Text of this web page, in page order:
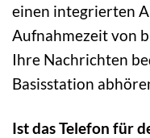
einen integrierten
Aufnahmezeit von
Ihre Nachrichten
Basisstation
Ist das Telefon für